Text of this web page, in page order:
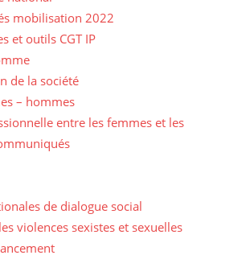
mobilisation 2022
et outils CGT IP
de la société
– hommes
entre les femmes et les
de dialogue social
violences sexistes et sexuelles